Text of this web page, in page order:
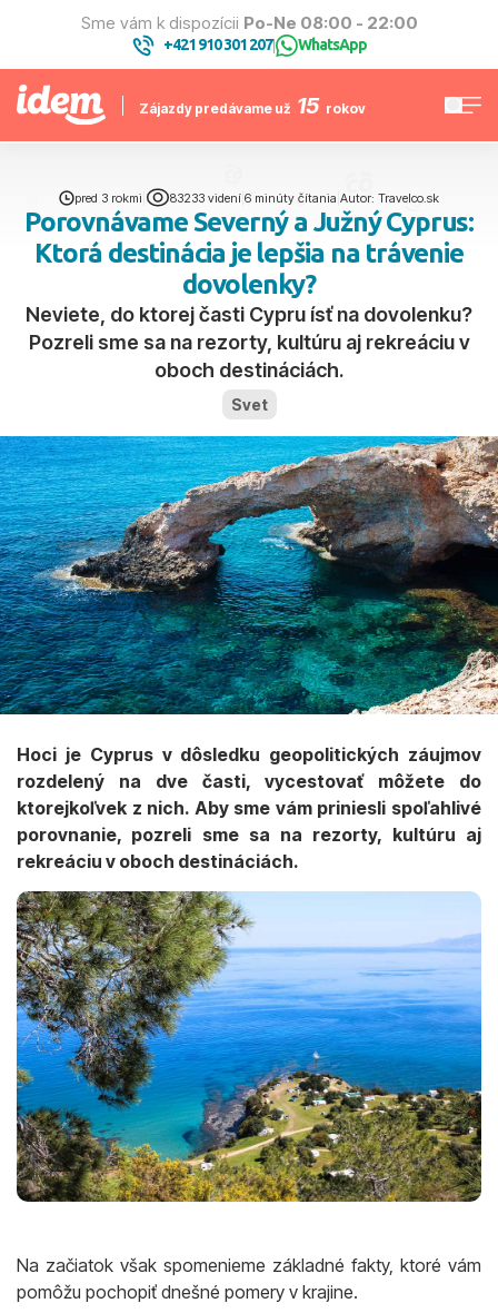
Sme vám k dispozícii Po-Ne 08:00 - 22:00
+421 910 301 207| WhatsApp
Zájazdy predávame už 15 rokov
pred 3 rokmi 83233 videní 6 minúty čítania Autor: Travelco.sk
Porovnávame Severný a Južný Cyprus:
Ktorá destinácia je lepšia na trávenie
dovolenky?
Neviete, do ktorej časti Cypru ísť na dovolenku?
Pozreli sme sa na rezorty, kultúru aj rekreáciu v
oboch destináciách.
Svet
Hoci je Cyprus v dôsledku geopolitických záujmov
rozdelený na dve časti, vycestovať môžete do
ktorejkoľvek z nich. Aby sme vám priniesli spoľahlivé
porovnanie, pozreli sme sa na rezorty, kultúru aj
rekreáciu v oboch destináciách.
Na začiatok však spomenieme základné fakty, ktoré vám
pomôžu pochopiť dnešné pomery v krajine.